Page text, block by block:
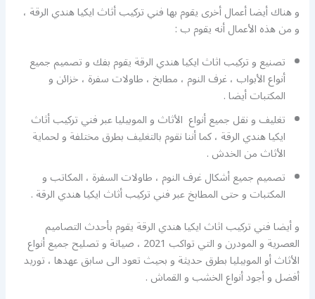
و هناك أيضا أعمال أخرى يقوم بها فني تركيب أثاث ايكيا هندي الرقة ،
و من هذه الأعمال أنه يقوم ب :
تصنيع و تركيب اثاث ايكيا هندي الرقة يقوم بفك و تصميم جميع
أنواع الأبواب ، غرف النوم ، مطابخ ، طاولات سفرة ، خزائن و
المكتبات أيضا .
تغليف و نقل جميع أنواع الأثاث و الموبيليا عبر فني تركيب أثاث
ايكيا هندي الرقة ، كما أننا نقوم بالتغليف بطرق مختلفة و لحماية
الأثاث من الخدش .
تصميم جميع أشكال غرف النوم ، طاولات السفرة ، المكاتب و
المكتبات و حتى المطابخ عبر فني تركيب أثاث ايكيا هندي الرقة .
و أيضا فني تركيب اثاث ايكيا هندي الرقة يقوم بأحدث التصاميم
العصرية و المودرن و التي تواكب 2021 ، صيانة و تصليح جميع أنواع
الأثاث أو الموبيليا بطرق حديثة و بحيث تعود الى سابق عهدها ، توريد
أفضل و أجود أنواع الخشب و القماش .